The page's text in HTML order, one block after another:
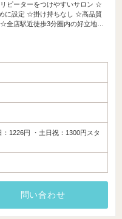
ピーターをつけやすいサロン ☆
に設定 ☆掛け持ちなし ☆高品質
全店駅近徒歩3分圏内の好立地…
1226円 ・土日祝：1300円スタ
問い合わせ